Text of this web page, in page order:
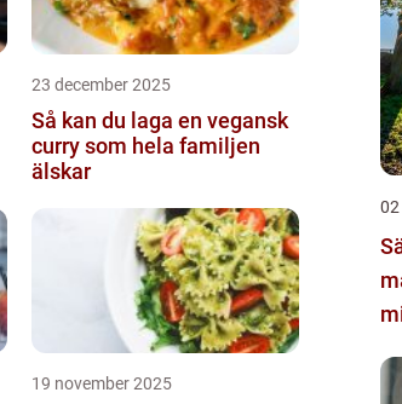
23 december 2025
Så kan du laga en vegansk
curry som hela familjen
älskar
19 november 2025